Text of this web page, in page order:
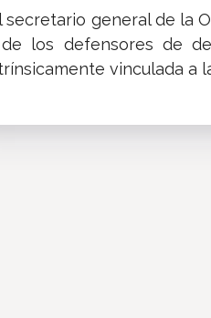
secretario general de la
los defensores de
vinculada a